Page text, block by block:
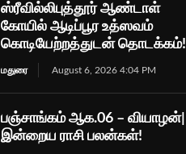
ஸ்ரீவில்லிபுத்தூர் ஆண்டாள்
கோயில் ஆடிப்பூர உத்ஸவம்
கொடியேற்றத்துடன் தொடக்கம்!
மதுரை August 6, 2026 4:04 PM
பஞ்சாங்கம் ஆக.06 – வியாழன்|
இன்றைய ராசி பலன்கள்!